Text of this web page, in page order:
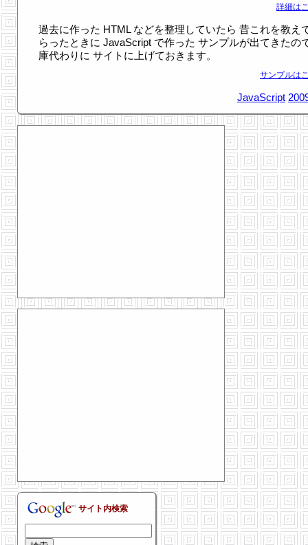
詳細は
過去に作った HTML などを整理していたら 昔これを教え
らったときに JavaScript で作った サンプルが出てきたの
庫代わりに サイトに上げておきます。
サンプルは
JavaScript
サイト内検索